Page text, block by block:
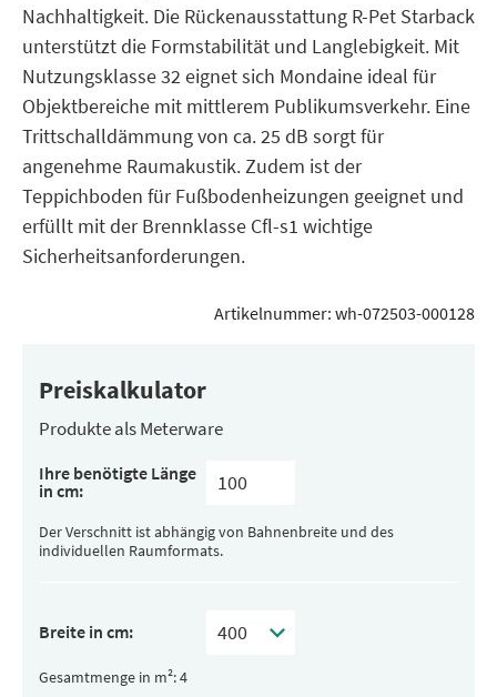
Nachhaltigkeit. Die Rückenausstattung R-Pet Starback
unterstützt die Formstabilität und Langlebigkeit. Mit
Nutzungsklasse 32 eignet sich Mondaine ideal für
Objektbereiche mit mittlerem Publikumsverkehr. Eine
Trittschalldämmung von ca. 25 dB sorgt für
angenehme Raumakustik. Zudem ist der
Teppichboden für Fußbodenheizungen geeignet und
erfüllt mit der Brennklasse Cfl-s1 wichtige
Sicherheitsanforderungen.
Artikelnummer: wh-072503-000128
Preiskalkulator
Produkte als Meterware
Ihre benötigte Länge
in cm:
Der Verschnitt ist abhängig von Bahnenbreite und des
individuellen Raumformats.
Breite in cm:
Gesamtmenge in m²: